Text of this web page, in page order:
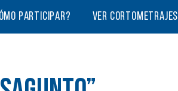
participar? Ver cortometrajes